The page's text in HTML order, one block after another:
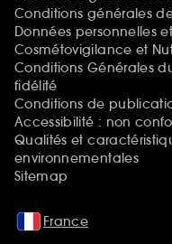
Conditions générales
Données personnelles
Cosmétovigilance et
Conditions Générales
fidélité
Conditions de
Accessibilité : non
Qualités et
environnementales
Sitemap
France